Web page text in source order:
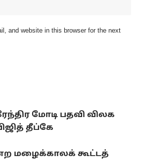
and website in this browser for the next
மோடி பதவி விலக
தீப்கே
மழைக்காலக் கூட்டத்